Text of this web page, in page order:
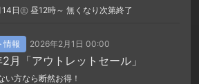
14日㊏ 昼12時～ 無くなり次第終了
情報 2026年2月1日 00:00
月「アウトレットセール」
い方なら断然お得！